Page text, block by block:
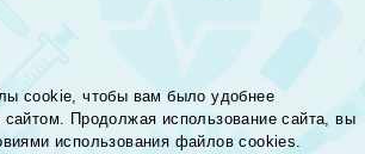
cookie, чтобы вам было удобнее
сайтом. Продолжая использование сайта, вы
использования файлов cookies.